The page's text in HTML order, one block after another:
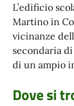
L’edificio
Martino in
vicinanze
secondaria
di un ampio
Dove si